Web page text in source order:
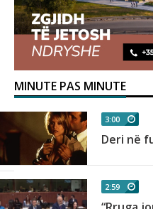
MINUTE PAS MINUTE
3:00
Deri në
2:59